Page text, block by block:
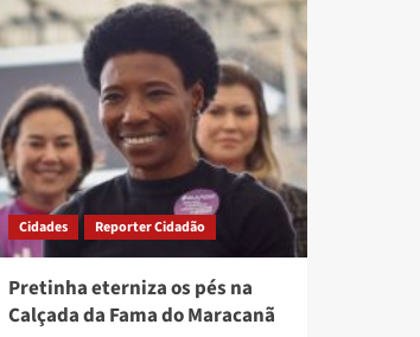
Cidades Reporter Cidadão
Pretinha eterniza os pés na
Calçada da Fama do Maracanã